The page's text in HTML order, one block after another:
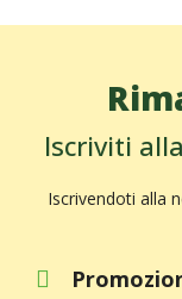
Iscriviti
Iscrivendoti alla